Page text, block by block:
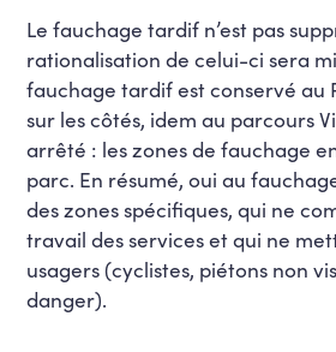
Le fauchage tardif n’est pas
rationalisation de celui-ci sera
fauchage tardif est conservé au
sur les côtés, idem au parcours
arrêté : les zones de fauchage
parc. En résumé, oui au
des zones spécifiques, qui ne
travail des services et qui ne
usagers (cyclistes, piétons non
danger).